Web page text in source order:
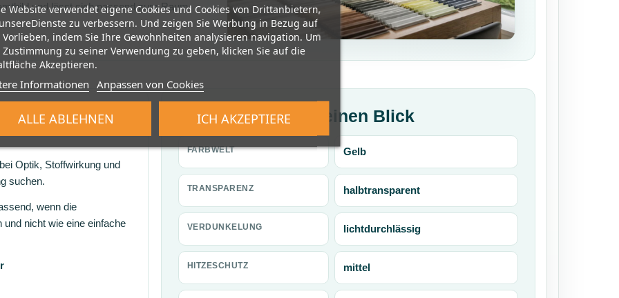
und lässt sich passend zum Raum
sich dieses
Optik, Stoffwirkung und
suchen.
wenn die
nicht wie eine einfache
Produktwerte auf einen Blick
FARBWELT Gelb
TRANSPARENZ halbtransparent
VERDUNKELUNG lichtdurchlässig
HITZESCHUTZ mittel
Website verwendet eigene Cookies und Cookies von Drittanbietern,
zu verbessern. Und zeigen Sie Werbung in Bezug auf
indem Sie Ihre Gewohnheiten analysieren navigation. Um
zu seiner Verwendung zu geben, klicken Sie auf die
Akzeptieren.
Informationen Anpassen von Cookies
ALLE ABLEHNEN ICH AKZEPTIERE